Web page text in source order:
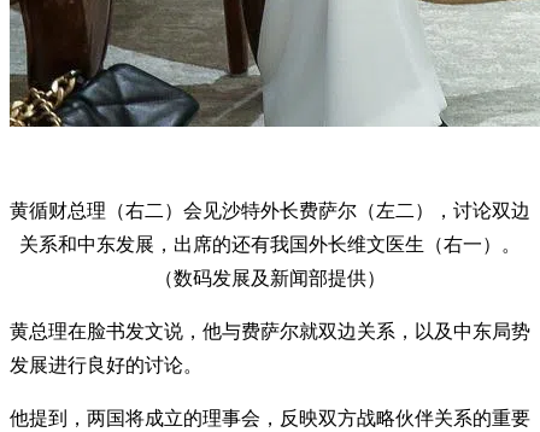
黄循财总理（右二）会见沙特外长费萨尔（左二），讨论双边
关系和中东发展，出席的还有我国外长维文医生（右一）。
（数码发展及新闻部提供）
黄总理在脸书发文说，他与费萨尔就双边关系，以及中东局势
发展进行良好的讨论。
他提到，两国将成立的理事会，反映双方战略伙伴关系的重要